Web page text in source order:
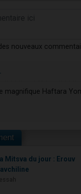
nouveaux
magnifique Haftara
Mitsva du jour : Erouv